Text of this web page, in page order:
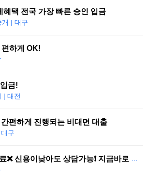
혜택 전국 가장 빠른 승인 입금
개 | 대구
하게 OK!
금!
| 대전
편하게 진행되는 비대면 대출
구